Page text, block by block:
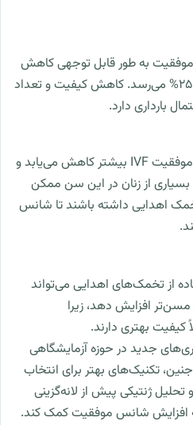
به طور قابل توجهی کاهش
می‌یابد و به حدود ۲۰% تا ۲۵% می‌رسد. کاهش کیفیت و تعداد
بارداری دارد.
در این گروه سنی، شانس موفقیت IVF بیشتر کاهش می‌یابد و
از ۱۰% است. بسیاری از زنان در این سن ممکن
اهدایی داشته باشند تا شانس
از تخمک‌های اهدایی می‌تواند
افزایش دهد، زیرا
بهتری دارند.
جدید در حوزه آزمایشگاهی
تکنیک‌های بهتر برای انتخاب
تحلیل ژنتیکی پیش از لانه‌گزینی